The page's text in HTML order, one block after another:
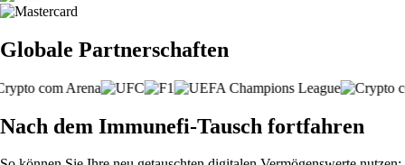
Globale Partnerschaften
Nach dem Immunefi-Tausch fortfahren